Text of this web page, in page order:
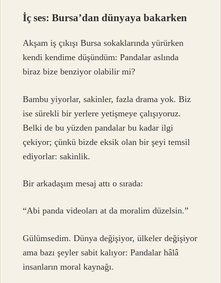
İç ses: Bursa’dan dünyaya bakarken
Akşam iş çıkışı Bursa sokaklarında yürürken
kendi kendime düşündüm: Pandalar aslında
biraz bize benziyor olabilir mi?
Bambu yiyorlar, sakinler, fazla drama yok. Biz
ise sürekli bir yerlere yetişmeye çalışıyoruz.
Belki de bu yüzden pandalar bu kadar ilgi
çekiyor; çünkü bizde eksik olan bir şeyi temsil
ediyorlar: sakinlik.
Bir arkadaşım mesaj attı o sırada:
“Abi panda videoları at da moralim düzelsin.”
Gülümsedim. Dünya değişiyor, ülkeler değişiyor
ama bazı şeyler sabit kalıyor: Pandalar hâlâ
insanların moral kaynağı.